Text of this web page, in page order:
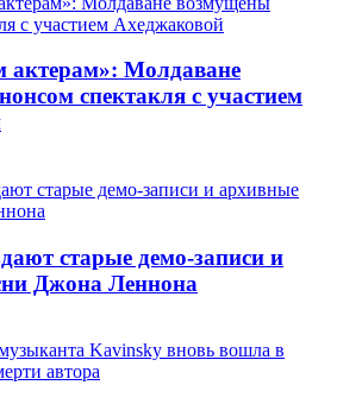
актерам»: Молдаване
спектакля с участием
старые демо-записи и
Джона Леннона